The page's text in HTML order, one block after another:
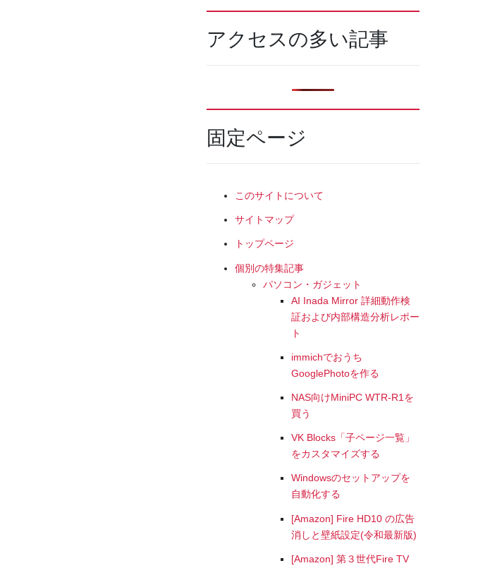
アクセスの多い記事
固定ページ
このサイトについて
サイトマップ
トップページ
個別の特集記事
パソコン・ガジェット
AI Inada Mirror 詳細動作検
証および内部構造分析レポー
ト
immichでおうち
GooglePhotoを作る
NAS向けMiniPC WTR-R1を
買う
VK Blocks「子ページ一覧」
をカスタマイズする
Windowsのセットアップを
自動化する
[Amazon] Fire HD10 の広告
消しと壁紙設定(令和最新版)
[Amazon] 第３世代Fire TV